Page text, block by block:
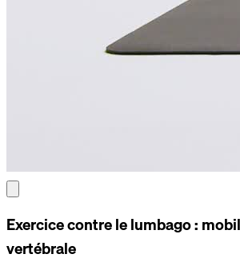
Exercice contre le lumbago :
vertébrale